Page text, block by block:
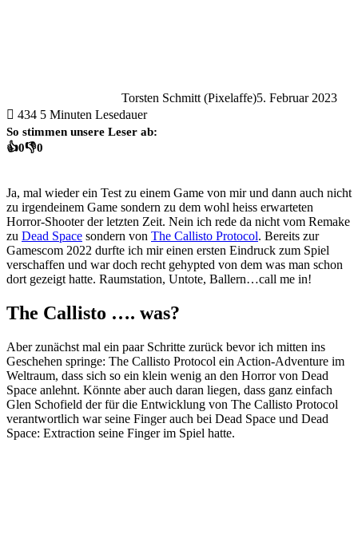
Torsten Schmitt (Pixelaffe)5. Februar 2023
434 5 Minuten Lesedauer
So stimmen unsere Leser ab:
👍0👎0
Ja, mal wieder ein Test zu einem Game von mir und dann auch nicht
zu irgendeinem Game sondern zu dem wohl heiss erwarteten
Horror-Shooter der letzten Zeit. Nein ich rede da nicht vom Remake
zu Dead Space sondern von The Callisto Protocol. Bereits zur
Gamescom 2022 durfte ich mir einen ersten Eindruck zum Spiel
verschaffen und war doch recht gehypted von dem was man schon
dort gezeigt hatte. Raumstation, Untote, Ballern…call me in!
The Callisto …. was?
Aber zunächst mal ein paar Schritte zurück bevor ich mitten ins
Geschehen springe: The Callisto Protocol ein Action-Adventure im
Weltraum, dass sich so ein klein wenig an den Horror von Dead
Space anlehnt. Könnte aber auch daran liegen, dass ganz einfach
Glen Schofield der für die Entwicklung von The Callisto Protocol
verantwortlich war seine Finger auch bei Dead Space und Dead
Space: Extraction seine Finger im Spiel hatte.